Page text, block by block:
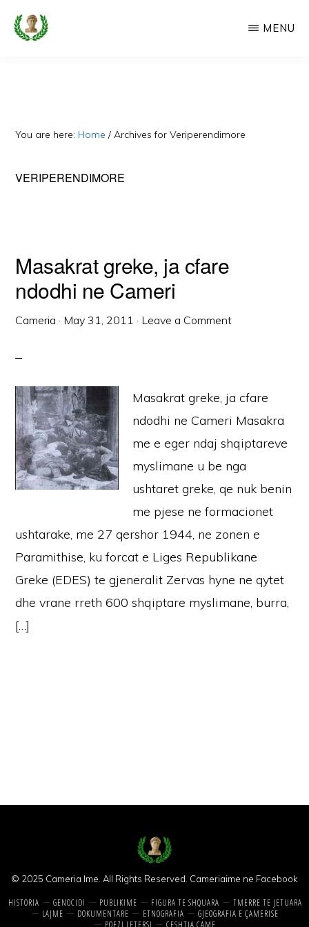
Skip
Faqe
Dedikuar
MENU
You are here: Home / Archives for Veriperendimore
VERIPERENDIMORE
Masakrat greke, ja cfare
ndodhi ne Cameri
Cameria · May 31, 2011 · Leave a Comment
Masakrat greke, ja cfare
ndodhi ne Cameri Masakra
me e eger ndaj shqiptareve
myslimane u be nga
ushtaret greke, qe nuk benin
me pjese ne formacionet
ushtarake, me 27 qershor 1944, ne zonen e
Paramithise, ku forcat e Liges Republikane
Greke (EDES) te gjeneralit Zervas hyne ne qytet
dhe vrane rreth 600 shqiptare myslimane, burra,
[…]
© 2025 Cameria Ime. All Rights Reserved. Cameriaime ne Facebook
HISTORIA GENOCIDI PUBLIKIME FIGURA TE SHQUARA
TMERRE TE JETUARA
LAJME
DOKUMENTARE ETNOGRAFIA
GJEOGRAFIA E ÇAMERISE
POEZI LETERSI
CESHTJA CAME